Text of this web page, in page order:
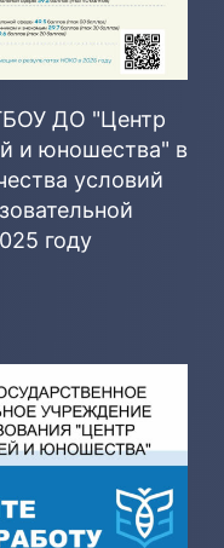
ДО "Центр
и юношества" в
условий
году